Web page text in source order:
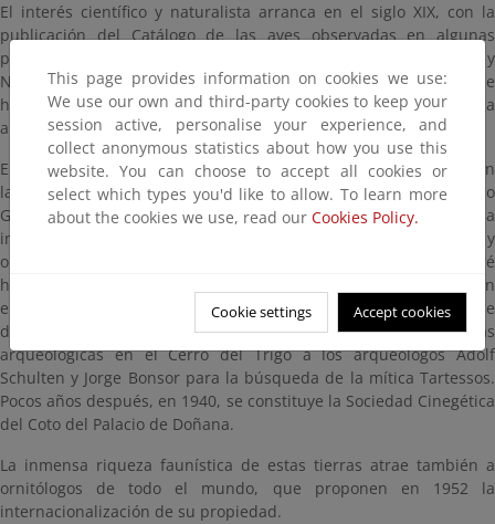
El interés científico y naturalista arranca en el siglo XIX, con la
publicación del Catálogo de las aves observadas en algunas
provincias de Andalucía, realizado por Don Antonio Machado y
Núñez. Es también el comienzo de una intensa búsqueda de
huevos y pieles por parte de naturalistas y cazadores, lo que llega
a poner en grave peligro las poblaciones de algunas especies.
En el siglo XX Doñana pasa a manos de la burguesía gaditana, con
la venta por parte de la Casa de Medina Sidonia a D. Guillermo
Garvey, vinatero de Jerez. Los nuevos propietarios de Doñana
introducen especies animales, plantan pinos piñoneros y
organizan monterías de forma habitual. En 1912 la finca seré
heredada por María de los Ángeles Medina y Garvey, casada con
el Duque de Tarifa, ingeniero de montes, que continúa la labor de
de acondicionamiento de la finca, y costean cuatro campañas
arqueológicas en el Cerro del Trigo a los arqueólogos Adolf
Schulten y Jorge Bonsor para la búsqueda de la mítica Tartessos.
Pocos años después, en 1940, se constituye la Sociedad Cinegética
del Coto del Palacio de Doñana.
La inmensa riqueza faunística de estas tierras atrae también a
ornitólogos de todo el mundo, que proponen en 1952 la
internacionalización de su propiedad.
This page provides information on cookies we use:
We use our own and third-party cookies to keep your
session active, personalise your experience, and
collect anonymous statistics about how you use this
website. You can choose to accept all cookies or
select which types you'd like to allow. To learn more
about the cookies we use, read our Cookies Policy.
Cookie settings Accept cookies